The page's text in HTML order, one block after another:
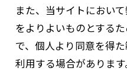
また、当サイトにおい
をよりよいものとする
で、個人より同意を得
利用する場合があります